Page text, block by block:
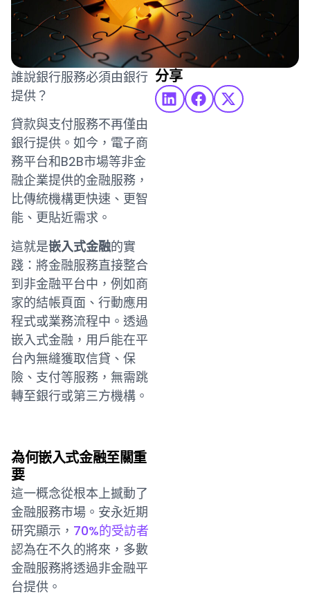
分享
誰說銀行服務必須由銀行
提供？
貸款與支付服務不再僅由
銀行提供。如今，電子商
務平台和B2B市場等非金
融企業提供的金融服務，
比傳統機構更快速、更智
能、更貼近需求。
這就是嵌入式金融的實
踐：將金融服務直接整合
到非金融平台中，例如商
家的結帳頁面、行動應用
程式或業務流程中。透過
嵌入式金融，用戶能在平
台內無縫獲取信貸、保
險、支付等服務，無需跳
轉至銀行或第三方機構。
為何嵌入式金融至關重
要
這一概念從根本上撼動了
金融服務市場。安永近期
研究顯示， 70%的受訪者
認為在不久的將來，多數
金融服務將透過非金融平
台提供。